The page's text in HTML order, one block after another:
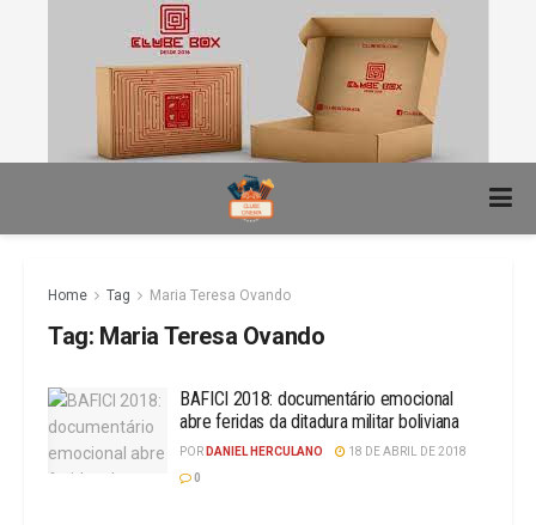
Home Tag Maria Teresa Ovando
Tag: Maria Teresa Ovando
BAFICI 2018: documentário emocional
abre feridas da ditadura militar boliviana
POR DANIEL HERCULANO
18 DE ABRIL DE 2018
0